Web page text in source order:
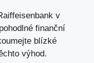
v
finanční
blízké
výhod.